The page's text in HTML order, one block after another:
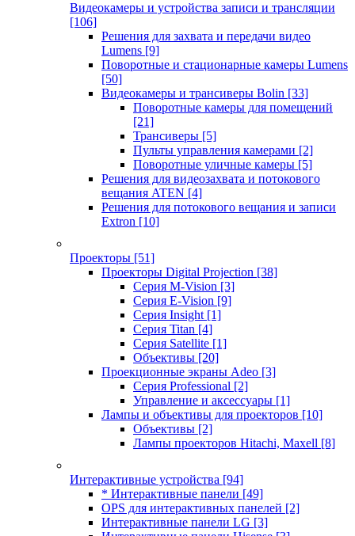
Видеокамеры и устройства записи и трансляции
[106]
Решения для захвата и передачи видео
Lumens [9]
Поворотные и стационарные камеры Lumens
[50]
Видеокамеры и трансиверы Bolin [33]
Поворотные камеры для помещений
[21]
Трансиверы [5]
Пульты управления камерами [2]
Поворотные уличные камеры [5]
Решения для видеозахвата и потокового
вещания ATEN [4]
Решения для потокового вещания и записи
Extron [10]
Проекторы [51]
Проекторы Digital Projection [38]
Серия M-Vision [3]
Серия E-Vision [9]
Серия Insight [1]
Серия Titan [4]
Серия Satellite [1]
Объективы [20]
Проекционные экраны Adeo [3]
Серия Professional [2]
Управление и аксессуары [1]
Лампы и объективы для проекторов [10]
Объективы [2]
Лампы проекторов Hitachi, Maxell [8]
Интерактивные устройства [94]
* Интерактивные панели [49]
OPS для интерактивных панелей [2]
Интерактивные панели LG [3]